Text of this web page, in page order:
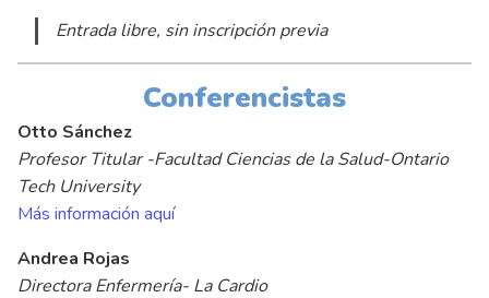
Entrada libre, sin inscripción previa
Conferencistas
Otto Sánchez
Profesor Titular -Facultad Ciencias de la Salud-Ontario
Tech University
Más información aquí
Andrea Rojas
Directora Enfermería- La Cardio